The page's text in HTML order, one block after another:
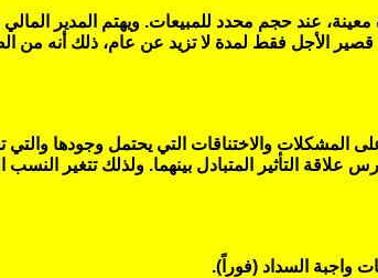
معينة، عند حجم محدد للمبيعات. ويهتم المدير
الأجل فقط لمدة لا تزيد عن عام، ذلك أنه
المشكلات والاختناقات التي يحتمل وجودها
التأثير المتبادل بينهما. ولذلك تتغير
واجبة السداد (فوراً).